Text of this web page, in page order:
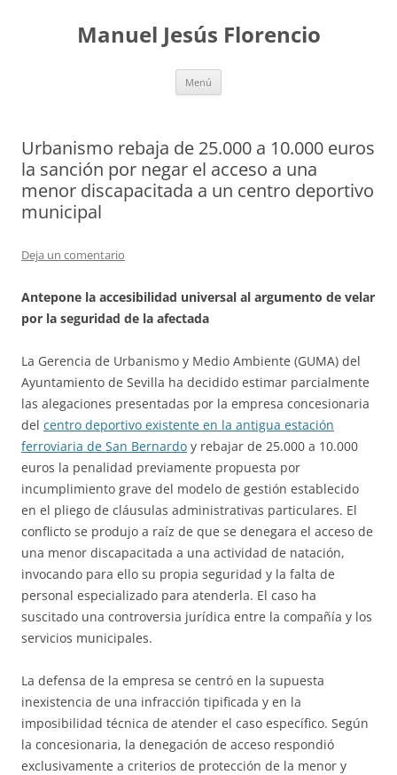
contenidoManuel Jesús Florencio
Menú
Urbanismo rebaja de 25.000 a 10.000 euros
la sanción por negar el acceso a una
menor discapacitada a un centro deportivo
municipal
Deja un comentario
Antepone la accesibilidad universal al argumento de velar
por la seguridad de la afectada
La Gerencia de Urbanismo y Medio Ambiente (GUMA) del
Ayuntamiento de Sevilla ha decidido estimar parcialmente
las alegaciones presentadas por la empresa concesionaria
del centro deportivo existente en la antigua estación
ferroviaria de San Bernardo y rebajar de 25.000 a 10.000
euros la penalidad previamente propuesta por
incumplimiento grave del modelo de gestión establecido
en el pliego de cláusulas administrativas particulares. El
conflicto se produjo a raíz de que se denegara el acceso de
una menor discapacitada a una actividad de natación,
invocando para ello su propia seguridad y la falta de
personal especializado para atenderla. El caso ha
suscitado una controversia jurídica entre la compañía y los
servicios municipales.
La defensa de la empresa se centró en la supuesta
inexistencia de una infracción tipificada y en la
imposibilidad técnica de atender el caso específico. Según
la concesionaria, la denegación de acceso respondió
exclusivamente a criterios de protección de la menor y